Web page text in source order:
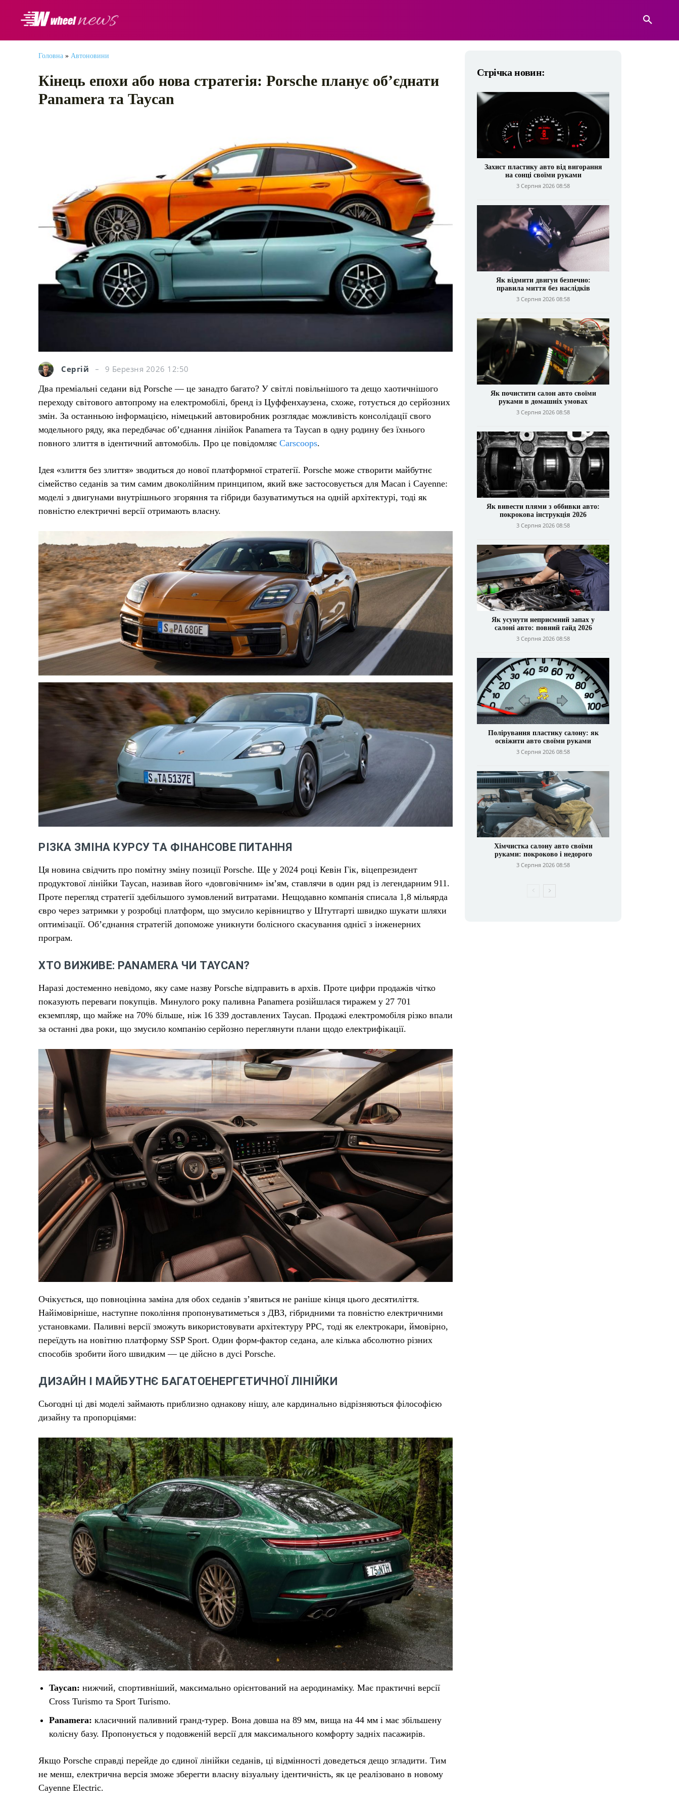
Головна » Автоновини
Кінець епохи або нова стратегія: Porsche планує об’єднати
Panamera та Taycan
Сергій
9 Березня 2026 12:50
Два преміальні седани від Porsche — це занадто багато? У світлі повільнішого та дещо хаотичнішого
переходу світового автопрому на електромобілі, бренд із Цуффенхаузена, схоже, готується до серйозних
змін. За останньою інформацією, німецький автовиробник розглядає можливість консолідації свого
модельного ряду, яка передбачає об’єднання лінійок Panamera та Taycan в одну родину без їхнього
повного злиття в ідентичний автомобіль. Про це повідомляє Carscoops.
Ідея «злиття без злиття» зводиться до нової платформної стратегії. Porsche може створити майбутнє
сімейство седанів за тим самим двоколійним принципом, який вже застосовується для Macan і Cayenne:
моделі з двигунами внутрішнього згоряння та гібриди базуватимуться на одній архітектурі, тоді як
повністю електричні версії отримають власну.
РІЗКА ЗМІНА КУРСУ ТА ФІНАНСОВЕ ПИТАННЯ
Ця новина свідчить про помітну зміну позиції Porsche. Ще у 2024 році Кевін Гік, віцепрезидент
продуктової лінійки Taycan, називав його «довговічним» ім’ям, ставлячи в один ряд із легендарним 911.
Проте перегляд стратегії здебільшого зумовлений витратами. Нещодавно компанія списала 1,8 мільярда
євро через затримки у розробці платформ, що змусило керівництво у Штутгарті швидко шукати шляхи
оптимізації. Об’єднання стратегій допоможе уникнути болісного скасування однієї з інженерних
програм.
ХТО ВИЖИВЕ: PANAMERA ЧИ TAYCAN?
Наразі достеменно невідомо, яку саме назву Porsche відправить в архів. Проте цифри продажів чітко
показують переваги покупців. Минулого року паливна Panamera розійшлася тиражем у 27 701
екземпляр, що майже на 70% більше, ніж 16 339 доставлених Taycan. Продажі електромобіля різко впали
за останні два роки, що змусило компанію серйозно переглянути плани щодо електрифікації.
Очікується, що повноцінна заміна для обох седанів з’явиться не раніше кінця цього десятиліття.
Найімовірніше, наступне покоління пропонуватиметься з ДВЗ, гібридними та повністю електричними
установками. Паливні версії зможуть використовувати архітектуру PPC, тоді як електрокари, ймовірно,
переїдуть на новітню платформу SSP Sport. Один форм-фактор седана, але кілька абсолютно різних
способів зробити його швидким — це дійсно в дусі Porsche.
ДИЗАЙН І МАЙБУТНЄ БАГАТОЕНЕРГЕТИЧНОЇ ЛІНІЙКИ
Сьогодні ці дві моделі займають приблизно однакову нішу, але кардинально відрізняються філософією
дизайну та пропорціями:
Taycan: нижчий, спортивніший, максимально орієнтований на аеродинаміку. Має практичні версії
Cross Turismo та Sport Turismo.
Panamera: класичний паливний гранд-турер. Вона довша на 89 мм, вища на 44 мм і має збільшену
колісну базу. Пропонується у подовженій версії для максимального комфорту задніх пасажирів.
Якщо Porsche справді перейде до єдиної лінійки седанів, ці відмінності доведеться дещо згладити. Тим
не менш, електрична версія зможе зберегти власну візуальну ідентичність, як це реалізовано в новому
Cayenne Electric.
Стрічка новин:
Захист пластику авто від вигорання
на сонці своїми руками
3 Серпня 2026 08:58
Як відмити двигун безпечно:
правила миття без наслідків
3 Серпня 2026 08:58
Як почистити салон авто своїми
руками в домашніх умовах
3 Серпня 2026 08:58
Як вивести плями з оббивки авто:
покрокова інструкція 2026
3 Серпня 2026 08:58
Як усунути неприємний запах у
салоні авто: повний гайд 2026
3 Серпня 2026 08:58
Полірування пластику салону: як
освіжити авто своїми руками
3 Серпня 2026 08:58
Хімчистка салону авто своїми
руками: покроково і недорого
3 Серпня 2026 08:58